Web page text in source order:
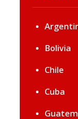
Bolivia
Chile
Cuba